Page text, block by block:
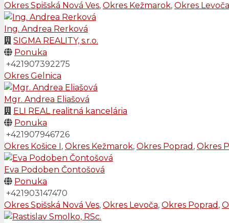
Okres Spišská Nová Ves, Okres Kežmarok, Okres Levoča
Ing. Andrea Rerková
SIGMA REALITY, s.r.o.
Ponuka
+421907392275
Okres Gelnica
Mgr. Andrea Eliašová
ELI REAL realitná kancelária
Ponuka
+421907946726
Okres Košice I, Okres Kežmarok, Okres Poprad , Okres
Eva Podoben Čontošová
Ponuka
+421903147470
Okres Spišská Nová Ves, Okres Levoča, Okres Poprad ,